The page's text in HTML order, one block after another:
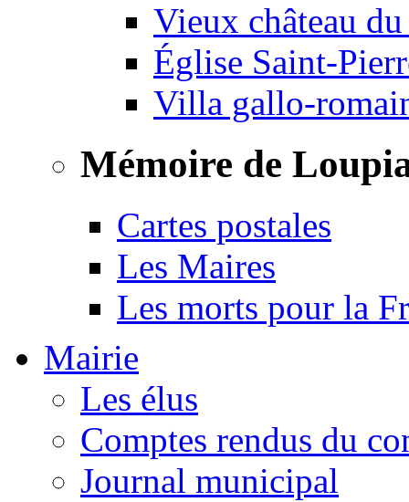
Vieux château
Église Saint-
Villa gallo-
Mémoire de
Cartes postales
Les Maires
Les morts pour la
Mairie
Les élus
Comptes rendus du
Journal municipal